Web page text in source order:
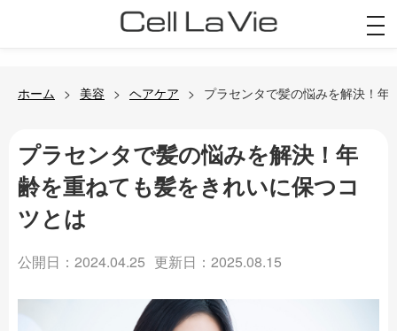
ホーム 美容 ヘアケア プラセンタで髪の悩みを解決！
プラセンタで髪の悩みを解決！年
齢を重ねても髪をきれいに保つコ
ツとは
公開日：2024.04.25 更新日：2025.08.15